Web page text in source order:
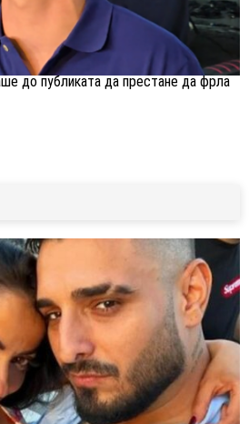
до публиката да престане да фрла